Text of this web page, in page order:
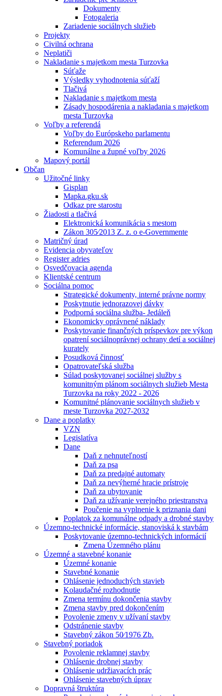
Dokumenty
Fotogaleria
Zariadenie sociálnych služieb
Projekty
Civilná ochrana
Neplatiči
Nakladanie s majetkom mesta Turzovka
Súťaže
Výsledky vyhodnotenia súťaží
Tlačivá
Nakladanie s majetkom mesta
Zásady hospodárenia a nakladania s majetkom
mesta Turzovka
Voľby a referendá
Voľby do Európskeho parlamentu
Referendum 2026
Komunálne a župné voľby 2026
Mapový portál
Občan
Užitočné linky
Gisplan
Mapka.gku.sk
Odkaz pre starostu
Žiadosti a tlačivá
Elektronická komunikácia s mestom
Zákon 305⁄2013 Z. z. o e-Governmente
Matričný úrad
Evidencia obyvateľov
Register adries
Osvedčovacia agenda
Klientské centrum
Sociálna pomoc
Strategické dokumenty, interné právne normy
Poskytnutie jednorazovej dávky
Podporná sociálna služba- Jedáleň
Ekonomicky oprávnené náklady
Poskytovanie finančných príspevkov pre výkon
opatrení sociálnoprávnej ochrany detí a sociálnej
kurately
Posudková činnosť
Opatrovateľská služba
Súlad poskytovanej sociálnej služby s
komunitným plánom sociálnych služieb Mesta
Turzovka na roky 2022 - 2026
Komunitné plánovanie sociálnych služieb v
meste Turzovka 2027-2032
Dane a poplatky
VZN
Legislatíva
Dane
Daň z nehnuteľností
Daň za psa
Daň za predajné automaty
Daň za nevýherné hracie prístroje
Daň za ubytovanie
Daň za užívanie verejného priestranstva
Poučenie na vyplnenie k priznania dani
Poplatok za komunálne odpady a drobné stavby
Územno-technické informácie, stanoviská k stavbám
Poskytovanie územno-technických informácií
Zmena Územného plánu
Územné a stavebné konanie
Územné konanie
Stavebné konanie
Ohlásenie jednoduchých stavieb
Kolaudačné rozhodnutie
Zmena termínu dokončenia stavby
Zmena stavby pred dokončením
Povolenie zmeny v užívaní stavby
Odstránenie stavby
Stavebný zákon 50⁄1976 Zb.
Stavebný poriadok
Povolenie reklamnej stavby
Ohlásenie drobnej stavby
Ohlásenie udržiavacích prác
Ohlásenie stavebných úprav
Dopravná štruktúra